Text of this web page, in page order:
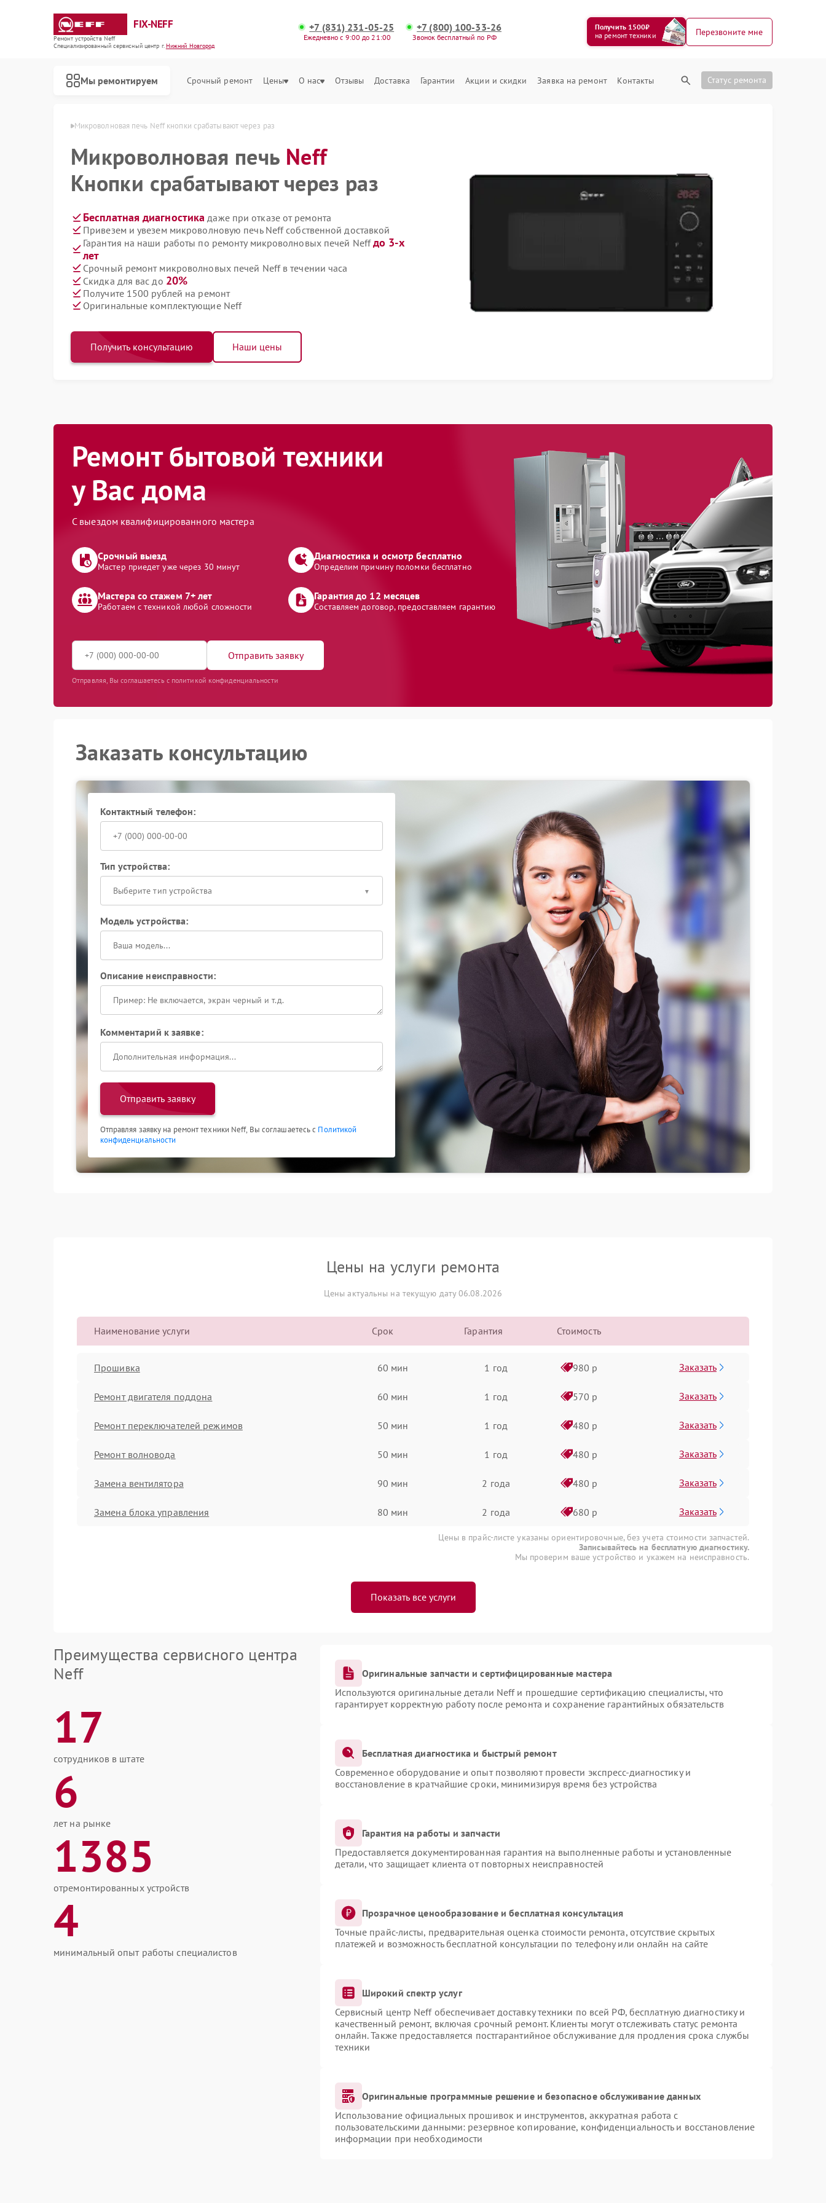
FIX-NEFF
Ремонт устройств Neff
Специализированный cервисный центр г.Нижний Новгород
+7 (831) 231-05-25
Ежедневно с 9:00 до 21:00
+7 (800) 100-33-26
Звонок бесплатный по РФ
Получить 1500₽
на ремонт техники
Перезвоните мне
Мы ремонтируем Срочный ремонт Цены О нас Отзывы Доставка Гарантии Акции и скидки Заявка на ремонт Контакты Статус ремонта
Микроволновая печь Neff кнопки срабатывают через раз
Микроволновая печь Neff
Кнопки срабатывают через раз
Бесплатная диагностика даже при отказе от ремонта
Привезем и увезем микроволновую печь Neff собственной доставкой
Гарантия на наши работы по ремонту микроволновых печей Neffдо 3-х
лет
Срочный ремонт микроволновых печей Neff в течении часа
Скидка для вас до 20%
Получите 1500 рублей на ремонт
Оригинальные комплектующие Neff
Получить консультацию Наши цены
Ремонт бытовой техники
у Вас дома
С выездом квалифицированного мастера
Срочный выезд
Мастер приедет уже через 30 минут
Диагностика и осмотр бесплатно
Определим причину поломки бесплатно
Мастера со стажем 7+ лет
Работаем с техникой любой сложности
Гарантия до 12 месяцев
Составляем договор, предоставляем гарантию
Отправить заявку
Отправляя, Вы соглашаетесь с политикой конфиденциальности
Заказать консультацию
Контактный телефон:
Тип устройства:
Выберите тип устройства
Модель устройства:
Описание неисправности:
Комментарий к заявке:
Отправить заявку
Отправляя заявку на ремонт техники Neff, Вы соглашаетесь с Политикой
конфиденциальности
Цены на услуги ремонта
Цены актуальны на текущую дату 06.08.2026
Наименование услуги Срок Гарантия Стоимость
Прошивка 60 мин 1 год 980 р Заказать
Ремонт двигателя поддона 60 мин 1 год 570 р Заказать
Ремонт переключателей режимов 50 мин 1 год 480 р Заказать
Ремонт волновода 50 мин 1 год 480 р Заказать
Замена вентилятора 90 мин 2 года 480 р Заказать
Замена блока управления 80 мин 2 года 680 р Заказать
Цены в прайс-листе указаны ориентировочные, без учета стоимости запчастей.
Записывайтесь на бесплатную диагностику.
Мы проверим ваше устройство и укажем на неисправность.
Показать все услуги
Преимущества сервисного центра
Neff
17
сотрудников в штате
6
лет на рынке
1385
отремонтированных устройств
4
минимальный опыт работы специалистов
Оригинальные запчасти и сертифицированные мастера
Используются оригинальные детали Neff и прошедшие сертификацию специалисты, что
гарантирует корректную работу после ремонта и сохранение гарантийных обязательств
Бесплатная диагностика и быстрый ремонт
Современное оборудование и опыт позволяют провести экспресс-диагностику и
восстановление в кратчайшие сроки, минимизируя время без устройства
Гарантия на работы и запчасти
Предоставляется документированная гарантия на выполненные работы и установленные
детали, что защищает клиента от повторных неисправностей
Прозрачное ценообразование и бесплатная консультация
Точные прайс-листы, предварительная оценка стоимости ремонта, отсутствие скрытых
платежей и возможность бесплатной консультации по телефону или онлайн на сайте
Широкий спектр услуг
Сервисный центр Neff обеспечивает доставку техники по всей РФ, бесплатную диагностику и
качественный ремонт, включая срочный ремонт. Клиенты могут отслеживать статус ремонта
онлайн. Также предоставляется постгарантийное обслуживание для продления срока службы
техники
Оригинальные программные решение и безопасное обслуживание данных
Использование официальных прошивок и инструментов, аккуратная работа с
пользовательскими данными: резервное копирование, конфиденциальность и восстановление
информации при необходимости